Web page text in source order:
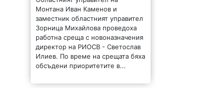
Енергийният
министър: България
има рекорден износ
на ток